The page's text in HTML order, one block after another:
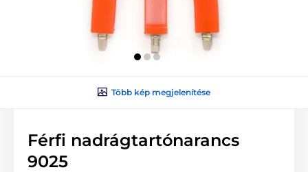
Több kép megjelenítése
Férfi nadrágtartónarancs
9025